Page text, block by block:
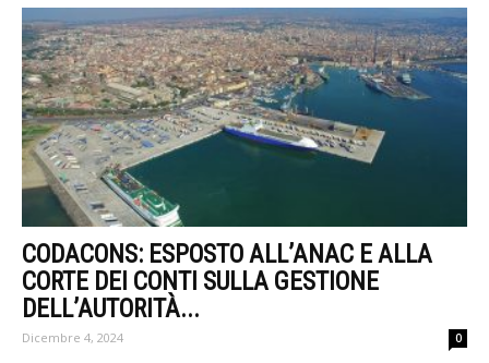
CODACONS: ESPOSTO ALL’ANAC E ALLA
CORTE DEI CONTI SULLA GESTIONE
DELL’AUTORITÀ...
Dicembre 4, 2024 0